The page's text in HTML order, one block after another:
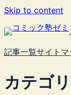
内
を
ス
ッ
プ
Skip to content
記事一覧サイトマ
カテゴ